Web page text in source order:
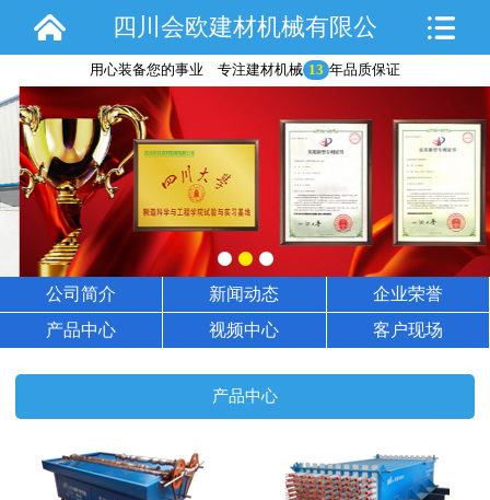
四川会欧建材机械有限公
司
用心装备您的事业 专注建材机械 13 年品质保证
公司简介 新闻动态
企业荣誉
产品中心
视频中心 客户现场
产品中心